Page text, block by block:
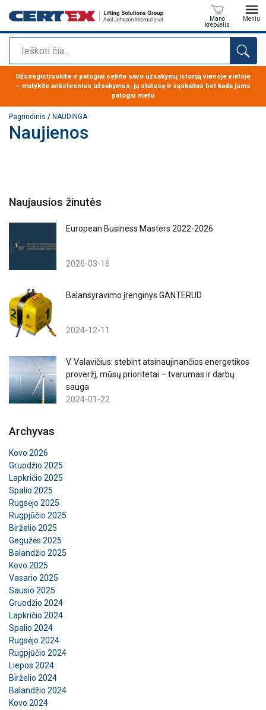
Paieška
Mano
krepšelis
Meniu
Produktas buvo pridėtas prie jūsų užklausos
Užsiregistruokite ir patogiai sekite savo užsakymų istoriją vienoje vietoje
– matykite ankstesnius užsakymus, jų statusą ir sąskaitas bet kada jums
patogiu metu
Pagrindinis / NAUDINGA
Naujienos
Naujausios žinutės
European Business Masters 2022-2026
2026-03-16
Balansyravimo įrenginys GANTERUD
2024-12-11
V. Valavičius: stebint atsinaujinančios energetikos
proveržį, mūsų prioritetai – tvarumas ir darbų
sauga
2024-01-22
Archyvas
Kovo 2026
Gruodžio 2025
Lapkričio 2025
Spalio 2025
Rugsėjo 2025
Rugpjūčio 2025
Birželio 2025
Gegužės 2025
Balandžio 2025
Kovo 2025
Vasario 2025
Sausio 2025
Gruodžio 2024
Lapkričio 2024
Spalio 2024
Rugsėjo 2024
Rugpjūčio 2024
Liepos 2024
Birželio 2024
Balandžio 2024
Kovo 2024